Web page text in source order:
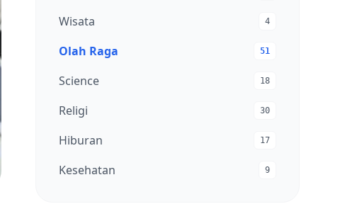
Wisata 4
Olah Raga 51
Science 18
Religi 30
Hiburan 17
Kesehatan 9